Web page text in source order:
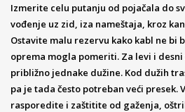
Izmerite celu putanju od pojačala do
vođenje uz zid, iza nameštaja, kroz
Ostavite malu rezervu kako kabl ne bi
oprema mogla pomeriti. Za levi i desni
približno jednake dužine. Kod dužih
pa je tada često potreban veći presek.
rasporedite i zaštitite od gaženja,